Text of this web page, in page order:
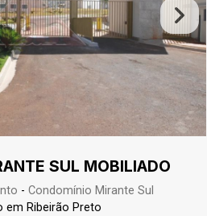
SUL MOBILIADO
- Condomínio Mirante Sul
em Ribeirão Preto